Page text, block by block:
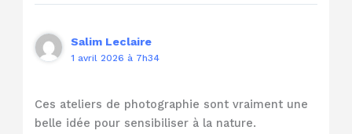
Salim Leclaire
1 avril 2026 à 7h34
Ces ateliers de photographie sont vraiment une
belle idée pour sensibiliser à la nature.